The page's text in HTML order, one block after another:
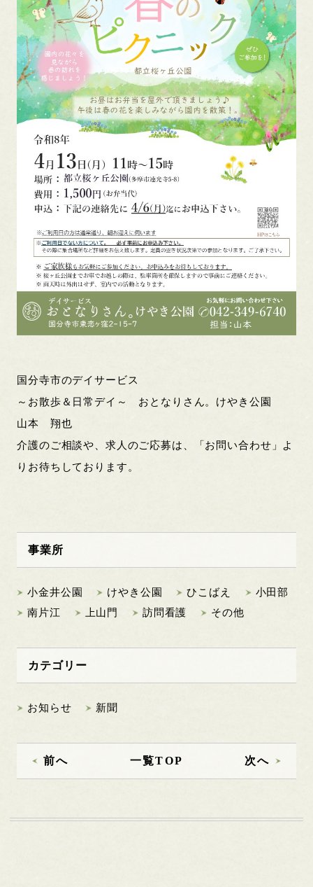
国分寺市のデイサービス
～お散歩＆日常デイ～ おとなりさん。けやき公園
山本 翔也
介護のご相談や、求人のご応募は、「お問い合わせ」よ
りお待ちしております。
事業所
小金井公園 けやき公園 ひこばえ
小田部
南片江
上山門 訪問看護 その他
カテゴリー
お知らせ 新聞
前へ 一覧TOP 次へ